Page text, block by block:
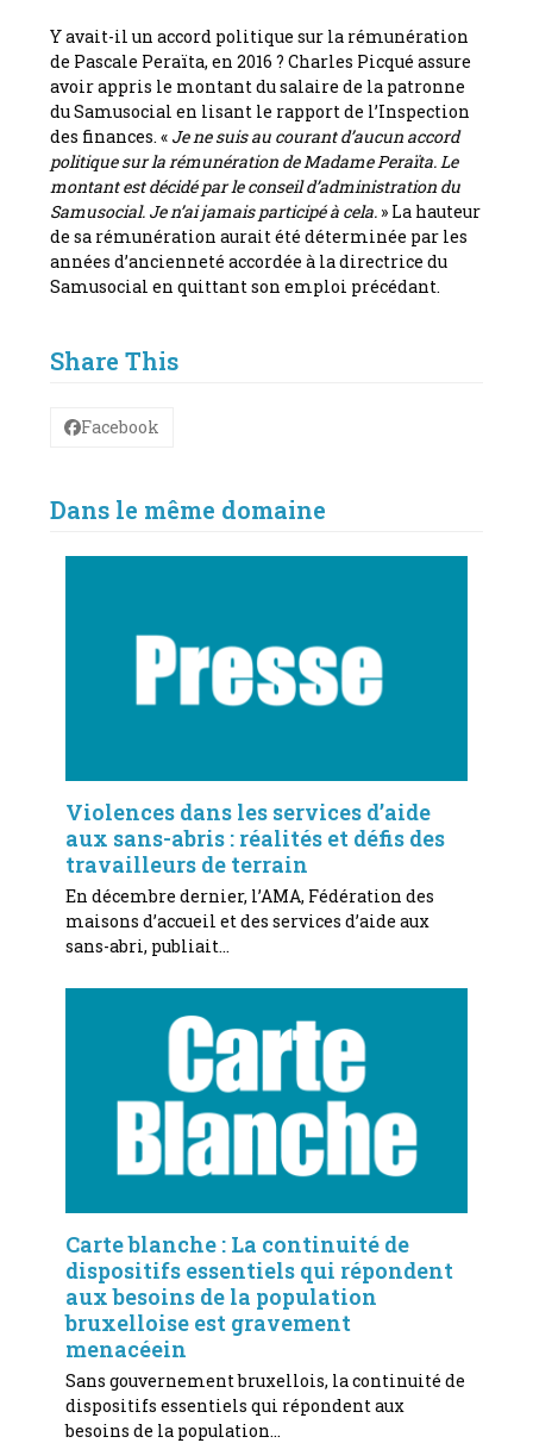
Y avait-il un accord politique sur la rémunération
de Pascale Peraïta, en 2016 ? Charles Picqué assure
avoir appris le montant du salaire de la patronne
du Samusocial en lisant le rapport de l’Inspection
des finances. « Je ne suis au courant d’aucun accord
politique sur la rémunération de Madame Peraïta. Le
montant est décidé par le conseil d’administration du
Samusocial. Je n’ai jamais participé à cela. » La hauteur
de sa rémunération aurait été déterminée par les
années d’ancienneté accordée à la directrice du
Samusocial en quittant son emploi précédant.
Share This
Facebook
Dans le même domaine
Violences dans les services d’aide
aux sans-abris : réalités et défis des
travailleurs de terrain
En décembre dernier, l’AMA, Fédération des
maisons d’accueil et des services d’aide aux
sans-abri, publiait…
Carte blanche : La continuité de
dispositifs essentiels qui répondent
aux besoins de la population
bruxelloise est gravement
menacéein
Sans gouvernement bruxellois, la continuité de
dispositifs essentiels qui répondent aux
besoins de la population…